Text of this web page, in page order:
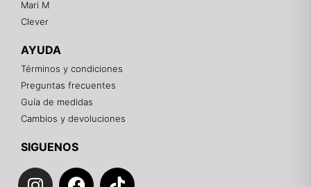
Mari M
Clever
AYUDA
Términos y condiciones
Preguntas frecuentes
Guía de medidas
Cambios y devoluciones
SIGUENOS
I
F
T
pagos.
Recuerda: 10% de descuento en tu primera compra
Contáctanos por el canal que prefieras 💕
WhatsApp
Instagram
Teléfono